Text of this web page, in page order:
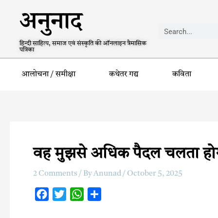
अनुनाद
हिन्दी साहित्य, समाज एवं संस्कृति की ऑनलाइन त्रैमासिक
पत्रिका
आलोचना / समीक्षा कथेतर गद्य कविता
वह मुझसे अधिक पैदल चलता
2 Comments / ByAnunad / October 5, 2025
W